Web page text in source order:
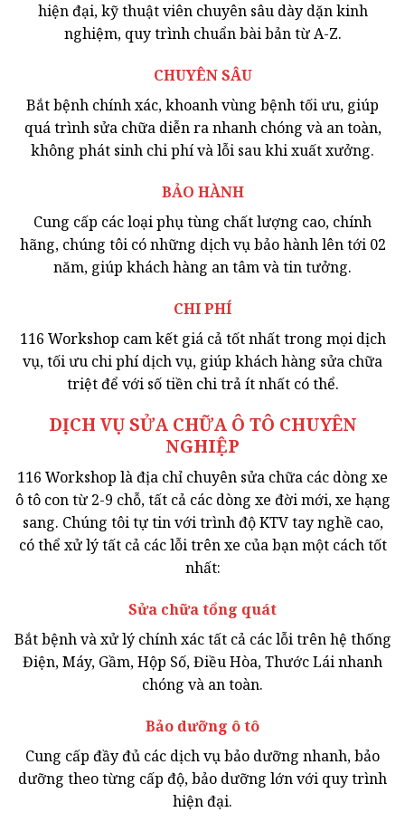
hiện đại, kỹ thuật viên chuyên sâu dày dặn kinh
nghiệm, quy trình chuẩn bài bản từ A-Z.
CHUYÊN SÂU
Bắt bệnh chính xác, khoanh vùng bệnh tối ưu, giúp
quá trình sửa chữa diễn ra nhanh chóng và an toàn,
không phát sinh chi phí và lỗi sau khi xuất xưởng.
BẢO HÀNH
Cung cấp các loại phụ tùng chất lượng cao, chính
hãng, chúng tôi có những dịch vụ bảo hành lên tới 02
năm, giúp khách hàng an tâm và tin tưởng.
CHI PHÍ
116 Workshop cam kết giá cả tốt nhất trong mọi dịch
vụ, tối ưu chi phí dịch vụ, giúp khách hàng sửa chữa
triệt để với số tiền chi trả ít nhất có thể.
DỊCH VỤ SỬA CHỮA Ô TÔ CHUYÊN
NGHIỆP
116 Workshop là địa chỉ chuyên sửa chữa các dòng xe
ô tô con từ 2-9 chỗ, tất cả các dòng xe đời mới, xe hạng
sang. Chúng tôi tự tin với trình độ KTV tay nghề cao,
có thể xử lý tất cả các lỗi trên xe của bạn một cách tốt
nhất:
Sửa chữa tổng quát
Bắt bệnh và xử lý chính xác tất cả các lỗi trên hệ thống
Điện, Máy, Gầm, Hộp Số, Điều Hòa, Thước Lái nhanh
chóng và an toàn.
Bảo dưỡng ô tô
Cung cấp đầy đủ các dịch vụ bảo dưỡng nhanh, bảo
dưỡng theo từng cấp độ, bảo dưỡng lớn với quy trình
hiện đại.